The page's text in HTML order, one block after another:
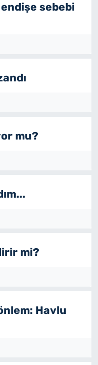
sebebi
mu?
mi?
Havlu